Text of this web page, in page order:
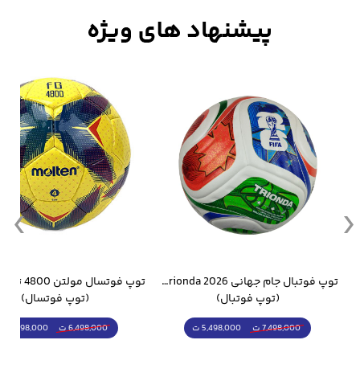
توپ فوتبال جام جهانی 2026 Trionda مشابه اورجینال
(توپ فوتبال)
7,498,000 ت 5,498,000 ت
(توپ فوتسال)
6,498,000 ت 5,298,000 ت